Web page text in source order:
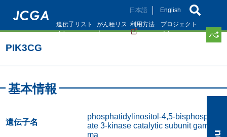
ン
ン
に
日本語
English
遺伝子リスト
がん種リス
ト
利用方法 プロジェクト
PIK3CG
基本情報
遺伝子名
phosphatidylinositol-4,5-bisphosph
ate 3-kinase catalytic subunit gam
ma